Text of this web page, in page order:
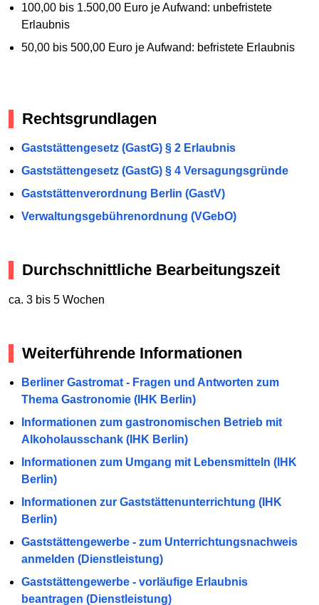
100,00 bis 1.500,00 Euro je Aufwand: unbefristete
Erlaubnis
50,00 bis 500,00 Euro je Aufwand: befristete Erlaubnis
Rechtsgrundlagen
Gaststättengesetz (GastG) § 2 Erlaubnis
Gaststättengesetz (GastG) § 4 Versagungsgründe
Gaststättenverordnung Berlin (GastV)
Verwaltungsgebührenordnung (VGebO)
Durchschnittliche Bearbeitungszeit
ca. 3 bis 5 Wochen
Weiterführende Informationen
Berliner Gastromat - Fragen und Antworten zum
Thema Gastronomie (IHK Berlin)
Informationen zum gastronomischen Betrieb mit
Alkoholausschank (IHK Berlin)
Informationen zum Umgang mit Lebensmitteln (IHK
Berlin)
Informationen zur Gaststättenunterrichtung (IHK
Berlin)
Gaststättengewerbe - zum Unterrichtungsnachweis
anmelden (Dienstleistung)
Gaststättengewerbe - vorläufige Erlaubnis
beantragen (Dienstleistung)